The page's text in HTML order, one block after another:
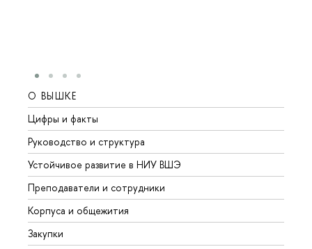
О ВЫШКЕ
Цифры и факты
Руководство и структура
Устойчивое развитие в НИУ ВШЭ
Преподаватели и сотрудники
Корпуса и общежития
Закупки